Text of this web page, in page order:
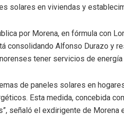
solares en viviendas y
por Morena, en fórmula con
consolidando Alfonso Durazo y
tener servicios de
de paneles solares en
Esta medida, concebida
señaló el exdirigente de Morena